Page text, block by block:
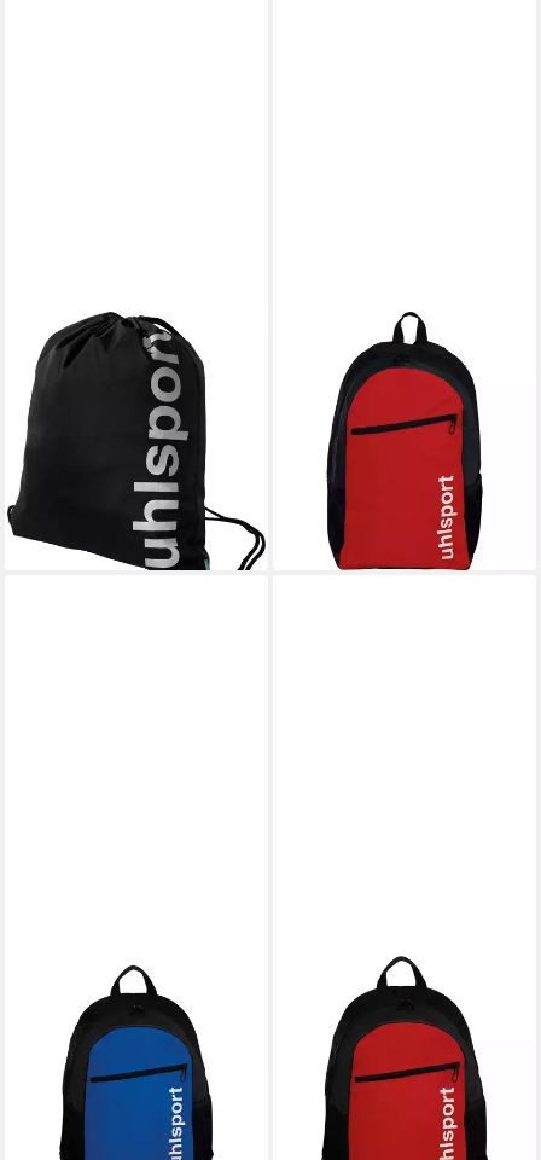
UHLSPORT
Tragetasche Gymbag
20,19 €
lieferbar - in 6-8 Werktagen bei dir
Freizeitrucksack Rucksack
ESSENTIAL BACKPACK 20L
(Rucksack, 1-tlg)
ab 25,26 €
lieferbar - in 2-3 Werktagen bei dir